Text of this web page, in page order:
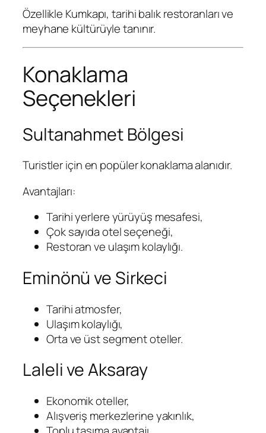
Özellikle Kumkapı, tarihi balık restoranları ve
meyhane kültürüyle tanınır.
Konaklama
Seçenekleri
Sultanahmet Bölgesi
Turistler için en popüler konaklama alanıdır.
Avantajları:
Tarihi yerlere yürüyüş mesafesi,
Çok sayıda otel seçeneği,
Restoran ve ulaşım kolaylığı.
Eminönü ve Sirkeci
Tarihi atmosfer,
Ulaşım kolaylığı,
Orta ve üst segment oteller.
Laleli ve Aksaray
Ekonomik oteller,
Alışveriş merkezlerine yakınlık,